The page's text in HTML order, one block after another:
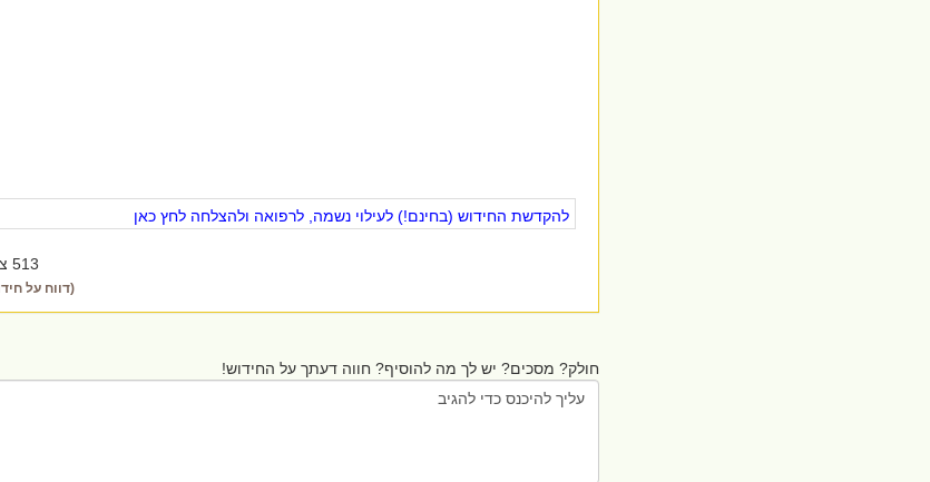
להקדשת החידוש (בחינם!) לעילוי נשמה, לרפואה ולהצלחה לחץ כאן
513 צפיות
(דווח על
חולק? מסכים? יש לך מה להוסיף? חווה דעתך על החידוש!